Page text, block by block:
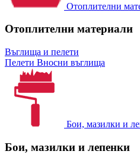
Отоплителни
Отоплителни материали
Въглища и пелети
Пелети Вносни въглища
Бои, мазилки и
Бои, мазилки и лепенки